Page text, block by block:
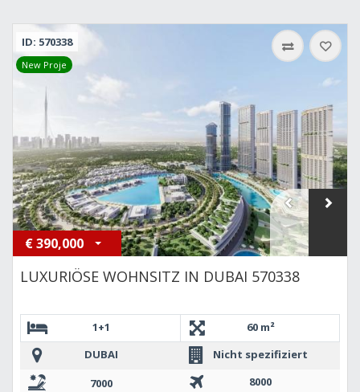
ID: 570338
New Proje
€390,000
LUXURIÖSE WOHNSITZ IN DUBAI 570338
1+1
60 m²
DUBAI
Nicht spezifiziert
7000
8000